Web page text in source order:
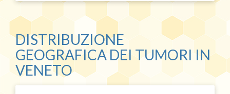
DISTRIBUZIONE
GEOGRAFICA DEI TUMORI IN
VENETO